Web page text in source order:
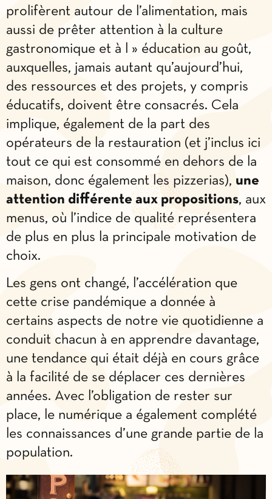
prolifèrent autour de l’alimentation, mais
aussi de prêter attention à la culture
gastronomique et à l » éducation au goût,
auxquelles, jamais autant qu’aujourd’hui,
des ressources et des projets, y compris
éducatifs, doivent être consacrés. Cela
implique, également de la part des
opérateurs de la restauration (et j’inclus ici
tout ce qui est consommé en dehors de la
maison, donc également les pizzerias), une
attention différente aux propositions, aux
menus, où l’indice de qualité représentera
de plus en plus la principale motivation de
choix.
Les gens ont changé, l’accélération que
cette crise pandémique a donnée à
certains aspects de notre vie quotidienne a
conduit chacun à en apprendre davantage,
une tendance qui était déjà en cours grâce
à la facilité de se déplacer ces dernières
années. Avec l’obligation de rester sur
place, le numérique a également complété
les connaissances d’une grande partie de la
population.